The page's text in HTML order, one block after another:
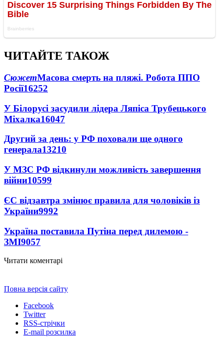
ЧИТАЙТЕ ТАКОЖ
СюжетМасова смерть на пляжі. Робота ППО
Росії16252
У Білорусі засудили лідера Ляпіса Трубецького
Міхалка16047
Другий за день: у РФ поховали ще одного
генерала13210
У МЗС РФ відкинули можливість завершення
війни10599
ЄС відзавтра змінює правила для чоловіків із
України9992
Україна поставила Путіна перед дилемою -
ЗМІ9057
Читати коментарі
Повна версія сайту
Facebook
Twitter
RSS-стрічки
E-mail розсилка